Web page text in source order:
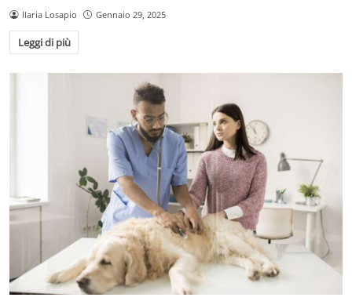
Ilaria Losapio Gennaio 29, 2025
Leggi di più